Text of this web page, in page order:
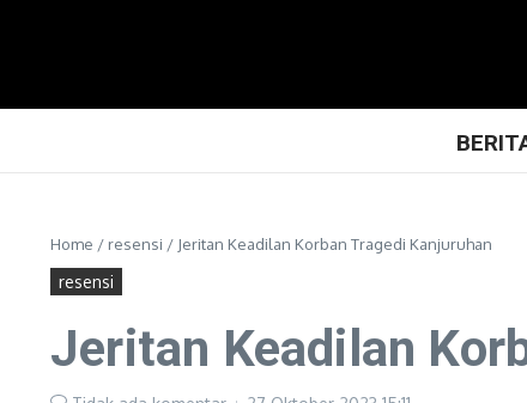
Home / resensi / Jeritan Keadilan Korban Tragedi Kanjuruhan
resensi
Jeritan Keadilan